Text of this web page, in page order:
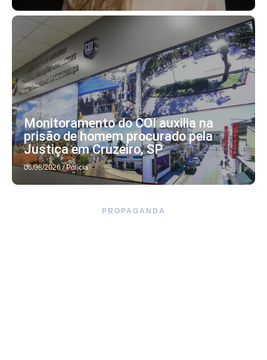
Monitoramento do COI auxilia na
prisão de homem procurado pela
Justiça em Cruzeiro, SP
06/08/2026 / Polícia
PROPAGANDA